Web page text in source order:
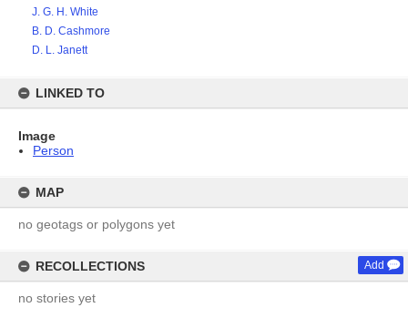
J. G. H. White
B. D. Cashmore
D. L. Janett
LINKED TO
Image
Person
MAP
no geotags or polygons yet
RECOLLECTIONS Add
no stories yet